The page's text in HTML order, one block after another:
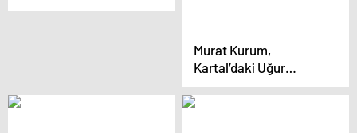
çilesini bitireceğiz
Murat Kurum,
Kartal’daki Uğur
Mumcu Cemevi’ni
Ziyaret Etti